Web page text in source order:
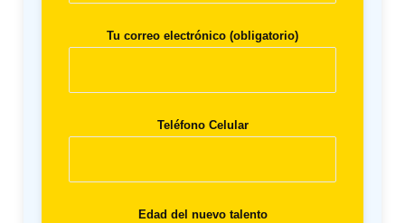
Tu correo electrónico (obligatorio)
Teléfono Celular
Edad del nuevo talento